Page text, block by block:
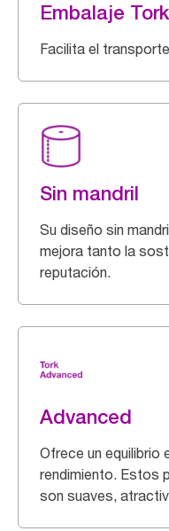
Embalaje
Facilita el
Sin mandril
Su diseño sin
mejora tanto la
reputación.
Advanced
Ofrece un
rendimiento. Estos
son suaves,